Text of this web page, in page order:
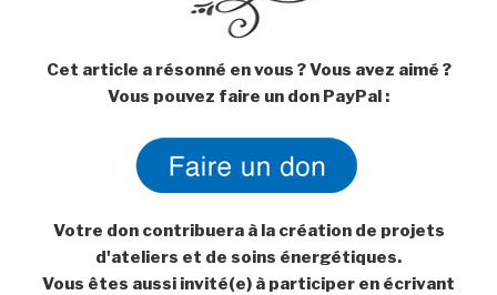
Cet article a résonné en vous ? Vous avez aimé ?
Vous pouvez faire un don PayPal :
Votre don contribuera à la création de projets
d'ateliers et de soins énergétiques.
Vous êtes aussi invité(e) à participer en écrivant